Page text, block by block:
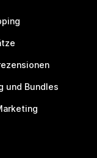
und Bundles